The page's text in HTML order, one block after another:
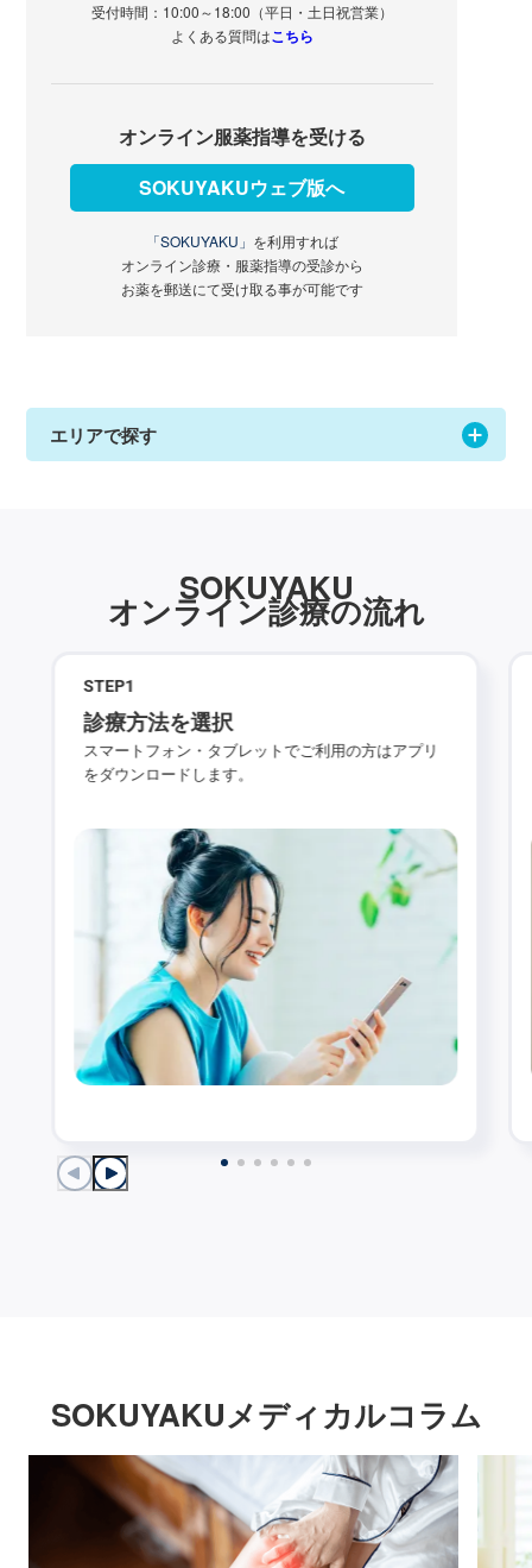
受付時間：10:00～18:00（平日・土日祝営業）
よくある質問はこちら
オンライン服薬指導を受ける
SOKUYAKUウェブ版へ
「SOKUYAKU」 を利用すれば
オンライン診療・服薬指導の受診から
お薬を郵送にて受け取る事が可能です
エリアで探す
SOKUYAKU
オンライン診療の流れ
STEP1
診療方法を選択
スマートフォン・タブレットでご利用の方はアプリ
をダウンロードします。
SOKUYAKUメディカルコラム